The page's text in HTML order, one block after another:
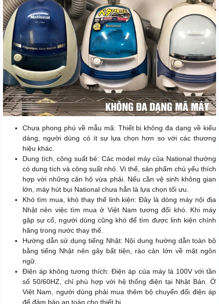
Chưa phong phú về mẫu mã: Thiết bị không đa dạng về kiểu
dáng, người dùng có ít sự lựa chọn hơn so với các thương
hiệu khác.
Dung tích, công suất bé: Các model máy của National thường
có dung tích và công suất nhỏ. Vì thế, sản phẩm chủ yếu thích
hợp với những căn hộ vừa phải. Nếu cần vệ sinh không gian
lớn, máy hút bụi National chưa hẳn là lựa chọn tối ưu.
Khó tìm mua, khó thay thế linh kiện: Đây là dòng máy nội địa
Nhật nên việc tìm mua ở Việt Nam tương đối khó. Khi máy
gặp sự cố, người dùng cũng khó để tìm được linh kiện chính
hãng trong nước thay thế.
Hướng dẫn sử dụng tiếng Nhật: Nội dung hướng dẫn toàn bộ
bằng tiếng Nhật nên gây bất tiện, rào cản lớn về mặt ngôn
ngữ.
Điện áp không tương thích: Điện áp của máy là 100V với tần
số 50/60HZ, chỉ phù hợp với hệ thống điện tại Nhật Bản. Ở
Việt Nam, người dùng phải mua thêm bộ chuyển đổi điện áp
để đảm bảo an toàn cho thiết bị.